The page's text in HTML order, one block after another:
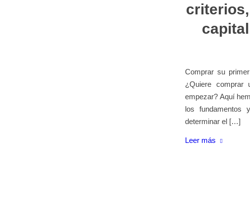
Comprar su
¿Quiere comprar
empezar? Aquí
los fundamentos
determinar el […]
Leer más